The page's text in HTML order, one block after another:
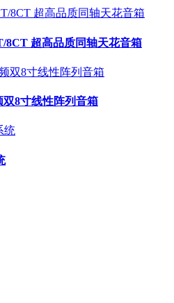
8CT 超高品质同轴天花音箱
8寸线性阵列音箱